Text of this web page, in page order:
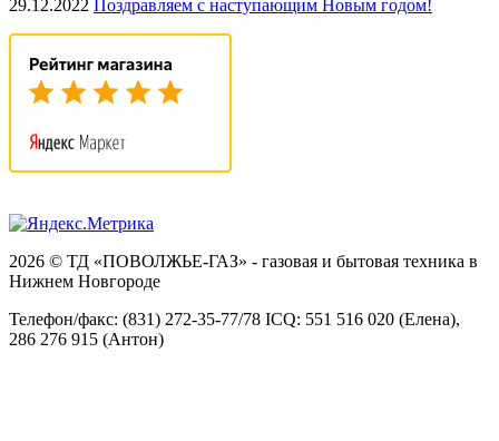
29.12.2022 Поздравляем с наступающим Новым годом!
2026 © ТД «ПОВОЛЖЬЕ-ГАЗ» - газовая и бытовая техника в
Нижнем Новгороде
Телефон/факс: (831) 272-35-77/78 ICQ: 551 516 020 (Елена),
286 276 915 (Антон)